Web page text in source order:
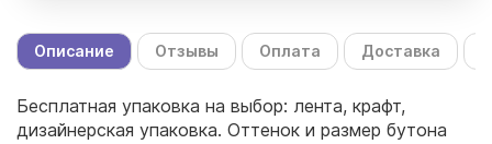
Описание Отзывы Оплата Доставка
Бесплатная упаковка на выбор: лента, крафт,
дизайнерская упаковка. Оттенок и размер бутона